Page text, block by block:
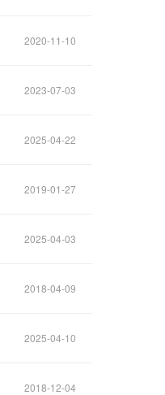
2020-11-10
2023-07-03
2025-04-22
2019-01-27
2025-04-03
2018-04-09
2025-04-10
2018-12-04